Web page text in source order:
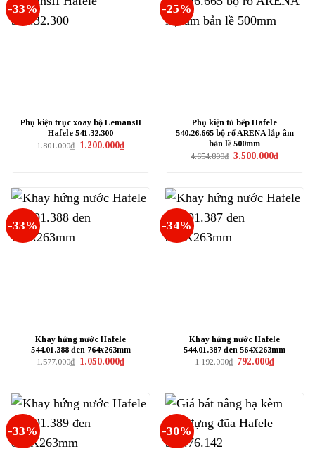
-33%
Phụ kiện trục xoay bộ LemansII
Hafele 541.32.300
1.801.000₫ Giá
1.200.000₫Giá
hiện
-25%
Phụ kiện tủ bếp Hafele
540.26.665 bộ rổ ARENA lắp âm
bản lề 500mm
4.654.800₫ Giá
3.500.000₫Giá
hiện
-33%
Khay hứng nước Hafele
544.01.388 đen 764x263mm
1.577.000₫ Giá
1.050.000₫Giá
hiện
-34%
Khay hứng nước Hafele
544.01.387 đen 564X263mm
1.192.000₫ Giá
792.000₫Giá
hiện
-33% -30%